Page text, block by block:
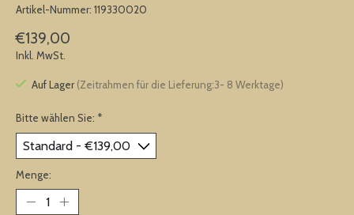
Artikel-Nummer: 119330020
€139,00
Inkl. MwSt.
Auf Lager (Zeitrahmen für die Lieferung:3- 8 Werktage)
Bitte wählen Sie: *
Menge: